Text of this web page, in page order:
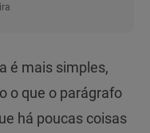
é mais simples,
o que o parágrafo
há poucas coisas